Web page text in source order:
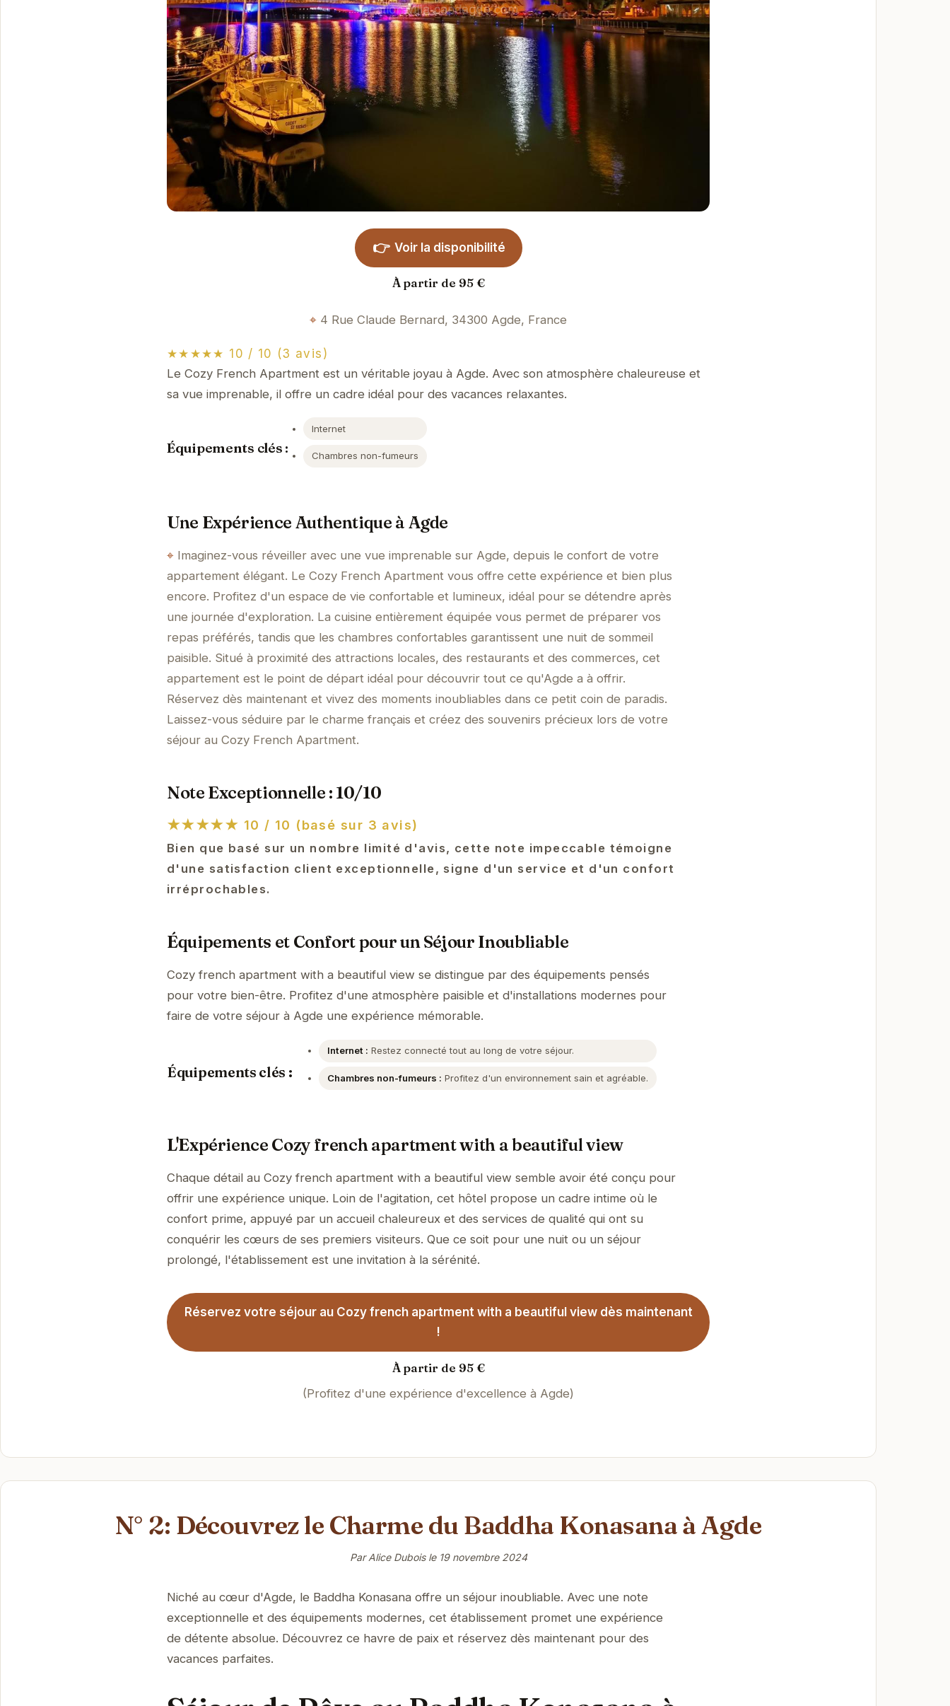
👉 Voir la disponibilité
À partir de 95 €
4 Rue Claude Bernard, 34300 Agde, France
★★★★★ 10 / 10 (3 avis)
Le Cozy French Apartment est un véritable joyau à Agde. Avec son atmosphère chaleureuse et
sa vue imprenable, il offre un cadre idéal pour des vacances relaxantes.
Équipements clés :
Internet
Chambres non-fumeurs
Une Expérience Authentique à Agde
Imaginez-vous réveiller avec une vue imprenable sur Agde, depuis le confort de votre
appartement élégant. Le Cozy French Apartment vous offre cette expérience et bien plus
encore. Profitez d'un espace de vie confortable et lumineux, idéal pour se détendre après
une journée d'exploration. La cuisine entièrement équipée vous permet de préparer vos
repas préférés, tandis que les chambres confortables garantissent une nuit de sommeil
paisible. Situé à proximité des attractions locales, des restaurants et des commerces, cet
appartement est le point de départ idéal pour découvrir tout ce qu'Agde a à offrir.
Réservez dès maintenant et vivez des moments inoubliables dans ce petit coin de paradis.
Laissez-vous séduire par le charme français et créez des souvenirs précieux lors de votre
séjour au Cozy French Apartment.
Note Exceptionnelle : 10/10
★★★★★ 10 / 10 (basé sur 3 avis)
Bien que basé sur un nombre limité d'avis, cette note impeccable témoigne
d'une satisfaction client exceptionnelle, signe d'un service et d'un confort
irréprochables.
Équipements et Confort pour un Séjour Inoubliable
Cozy french apartment with a beautiful view se distingue par des équipements pensés
pour votre bien-être. Profitez d'une atmosphère paisible et d'installations modernes pour
faire de votre séjour à Agde une expérience mémorable.
Équipements clés :
Internet : Restez connecté tout au long de votre séjour.
Chambres non-fumeurs : Profitez d'un environnement sain et agréable.
L'Expérience Cozy french apartment with a beautiful view
Chaque détail au Cozy french apartment with a beautiful view semble avoir été conçu pour
offrir une expérience unique. Loin de l'agitation, cet hôtel propose un cadre intime où le
confort prime, appuyé par un accueil chaleureux et des services de qualité qui ont su
conquérir les cœurs de ses premiers visiteurs. Que ce soit pour une nuit ou un séjour
prolongé, l'établissement est une invitation à la sérénité.
Réservez votre séjour au Cozy french apartment with a beautiful view dès maintenant
!
À partir de 95 €
(Profitez d'une expérience d'excellence à Agde)
N° 2: Découvrez le Charme du Baddha Konasana à Agde
Par Alice Dubois le 19 novembre 2024
Niché au cœur d'Agde, le Baddha Konasana offre un séjour inoubliable. Avec une note
exceptionnelle et des équipements modernes, cet établissement promet une expérience
de détente absolue. Découvrez ce havre de paix et réservez dès maintenant pour des
vacances parfaites.